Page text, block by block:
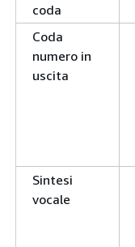
coda
Coda
numero in
uscita
Sintesi
vocale